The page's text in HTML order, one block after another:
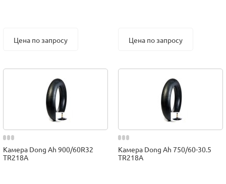
Цена по запросу Цена по запросу
Камера Dong Ah 900/60R32
TR218A
Камера Dong Ah 750/60-30.5
TR218A